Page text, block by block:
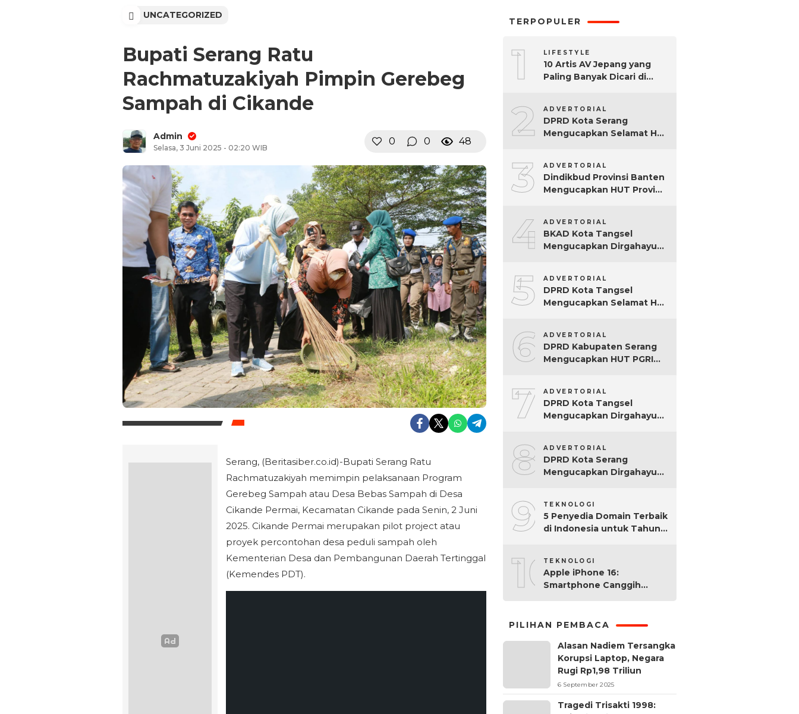
UNCATEGORIZED
Bupati Serang Ratu
Rachmatuzakiyah Pimpin Gerebeg
Sampah di Cikande
Admin
Selasa, 3 Juni 2025 - 02:20 WIB
0 0 48
Serang, (Beritasiber.co.id)-Bupati Serang Ratu
Rachmatuzakiyah memimpin pelaksanaan Program
Gerebeg Sampah atau Desa Bebas Sampah di Desa
Cikande Permai, Kecamatan Cikande pada Senin, 2 Juni
2025. Cikande Permai merupakan pilot project atau
proyek percontohan desa peduli sampah oleh
Kementerian Desa dan Pembangunan Daerah Tertinggal
(Kemendes PDT).
TERPOPULER
1 LIFESTYLE
10 Artis AV Jepang yang
Paling Banyak Dicari di
2 ADVERTORIAL
DPRD Kota Serang
Mengucapkan Selamat Hari
3 ADVERTORIAL
Dindikbud Provinsi Banten
Mengucapkan HUT Provinsi
4 ADVERTORIAL
BKAD Kota Tangsel
Mengucapkan Dirgahayu
5 ADVERTORIAL
DPRD Kota Tangsel
Mengucapkan Selamat Hari
6 ADVERTORIAL
DPRD Kabupaten Serang
Mengucapkan HUT PGRI
7 ADVERTORIAL
DPRD Kota Tangsel
Mengucapkan Dirgahayu
8 ADVERTORIAL
DPRD Kota Serang
Mengucapkan Dirgahayu
9 TEKNOLOGI
5 Penyedia Domain Terbaik
di Indonesia untuk Tahun
10TEKNOLOGI
Apple iPhone 16:
Smartphone Canggih
PILIHAN PEMBACA
Alasan Nadiem Tersangka
Korupsi Laptop, Negara
Rugi Rp1,98 Triliun
6 September 2025
Tragedi Trisakti 1998: